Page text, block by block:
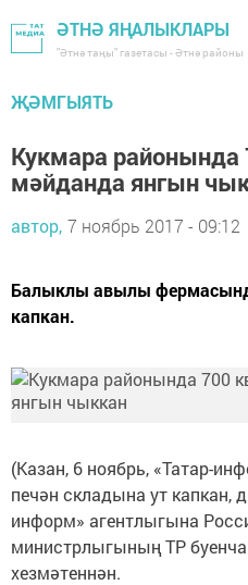
ӘТНӘ ЯҢАЛЫКЛАРЫ
"Әтнә таңы" газетасы - Әтнә районы
ҖӘМГЫЯТЬ
Кукмара районында
мәйданда янгын
автор, 7 ноябрь 2017 - 09:12
Балыклы авылы
капкан.
(Казан, 6 ноябрь, «Татар-
печән складына ут капкан,
информ» агентлыгына
министрлыгының ТР
хезмәтеннән.